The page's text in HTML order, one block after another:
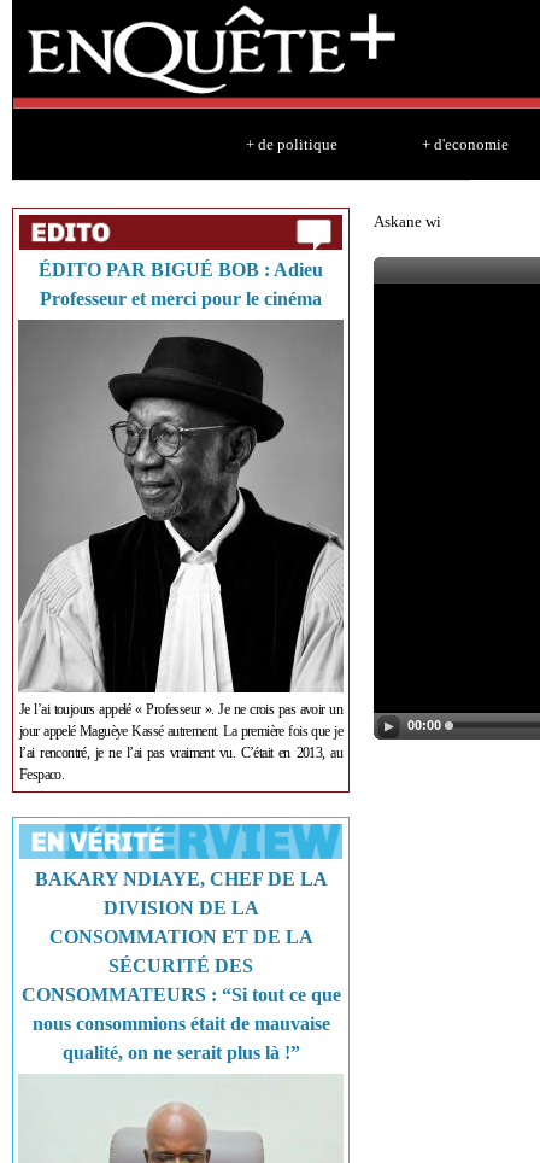
+ de politique + d'economie
ÉDITO PAR BIGUÉ BOB : Adieu
Professeur et merci pour le cinéma
Je l’ai toujours appelé « Professeur ». Je ne crois pas avoir un
jour appelé Maguèye Kassé autrement. La première fois que je
l’ai rencontré, je ne l’ai pas vraiment vu. C’était en 2013, au
Fespaco.
BAKARY NDIAYE, CHEF DE LA
DIVISION DE LA
CONSOMMATION ET DE LA
SÉCURITÉ DES
CONSOMMATEURS : “Si tout ce que
nous consommions était de mauvaise
qualité, on ne serait plus là !”
Askane wi
00:00